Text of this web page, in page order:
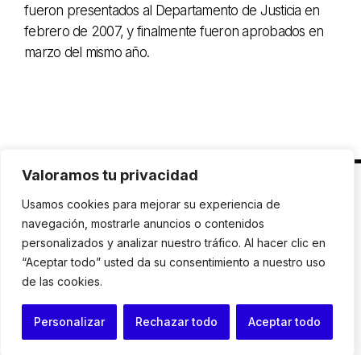
Valoramos tu privacidad
Usamos cookies para mejorar su experiencia de
navegación, mostrarle anuncios o contenidos
personalizados y analizar nuestro tráfico. Al hacer clic en
“Aceptar todo” usted da su consentimiento a nuestro uso
de las cookies.
Personalizar Rechazar todo Aceptar todo
fueron presentados al Departamento de Justicia en
febrero de 2007, y finalmente fueron aprobados en
marzo del mismo año.
C. Avinyó 44, 2n | 08002 Barcelona |
T.: +34 93
119 03 72|institut@idhc.org
© Institut de Drets Humans de Catalunya.
Aviso legal|Cookies|Contacto